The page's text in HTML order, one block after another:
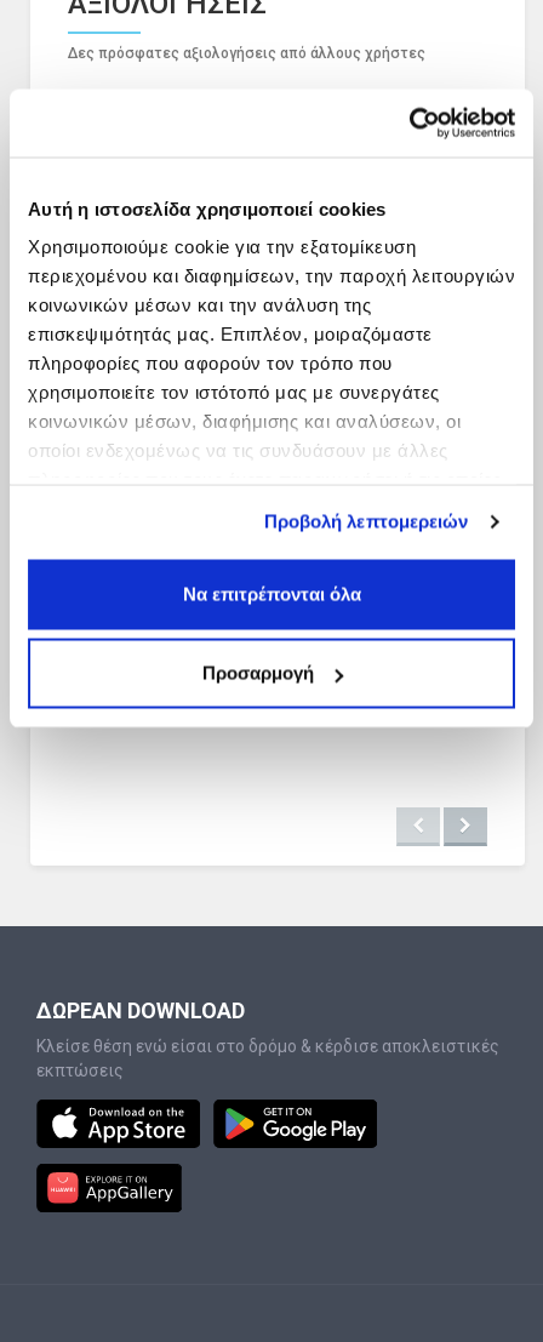
Αυτή η ιστοσελίδα χρησιμοποιεί cookies
Χρησιμοποιούμε cookie για την εξατομίκευση
περιεχομένου και διαφημίσεων, την παροχή λειτουργιών
κοινωνικών μέσων και την ανάλυση της
επισκεψιμότητάς μας. Επιπλέον, μοιραζόμαστε
πληροφορίες που αφορούν τον τρόπο που
χρησιμοποιείτε τον ιστότοπό μας με συνεργάτες
κοινωνικών μέσων, διαφήμισης και αναλύσεων, οι
οποίοι ενδεχομένως να τις συνδυάσουν με άλλες
έχουν συλλέξει σε σχέση με την από μέρους σας χρήση
Προβολή λεπτομερειών
Να επιτρέπονται όλα
Προσαρμογή
Δες πρόσφατες αξιολογήσεις από άλλους χρήστες
ΔΩΡΕΑΝ DOWNLOAD
Κλείσε θέση ενώ είσαι στο δρόμο & κέρδισε αποκλειστικές
εκπτώσεις